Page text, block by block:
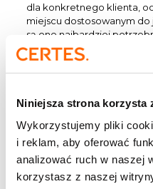
Niniejsza strona korzysta
Wykorzystujemy pliki
i reklam, aby oferować
analizować ruch w naszej
korzystasz z naszej
dla konkretnego klienta,
miejscu dostosowanym
są one najbardziej
kryzysu, pojawienia się
naborze nowych
może być przebywanie w
kierowniczej. To
wśród kursantów.
szczegółowych pytań czy
względu na potencjalną
odpowiedniej atmosfery i
szkolenie służy